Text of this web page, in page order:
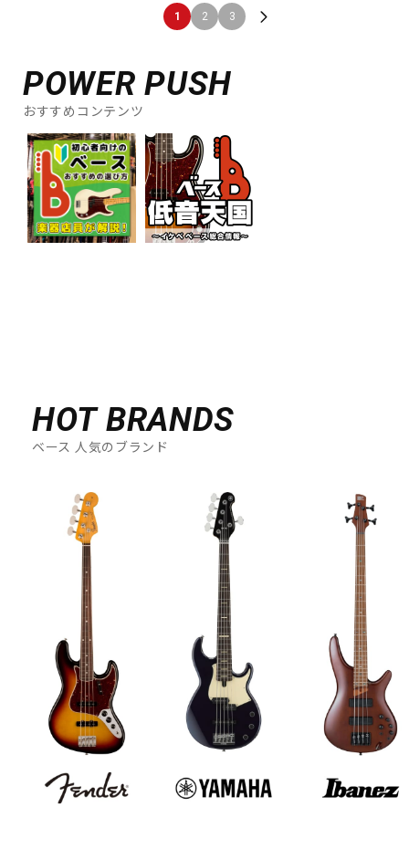
1 2 3
POWER PUSH
おすすめコンテンツ
HOT BRANDS
ベース 人気のブランド